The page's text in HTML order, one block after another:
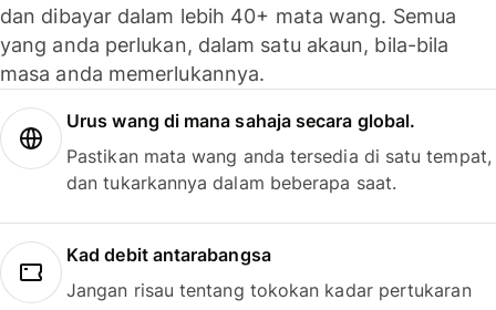
dan dibayar dalam lebih 40+ mata wang. Semua
yang anda perlukan, dalam satu akaun, bila-bila
masa anda memerlukannya.
Urus wang di mana sahaja secara global.
Pastikan mata wang anda tersedia di satu tempat,
dan tukarkannya dalam beberapa saat.
Kad debit antarabangsa
Jangan risau tentang tokokan kadar pertukaran